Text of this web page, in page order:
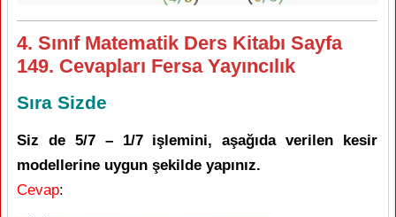
4. Sınıf Matematik Ders Kitabı Sayfa
149. Cevapları Fersa Yayıncılık
Sıra Sizde
Siz de 5/7 – 1/7 işlemini, aşağıda verilen kesir
modellerine uygun şekilde yapınız.
Cevap: